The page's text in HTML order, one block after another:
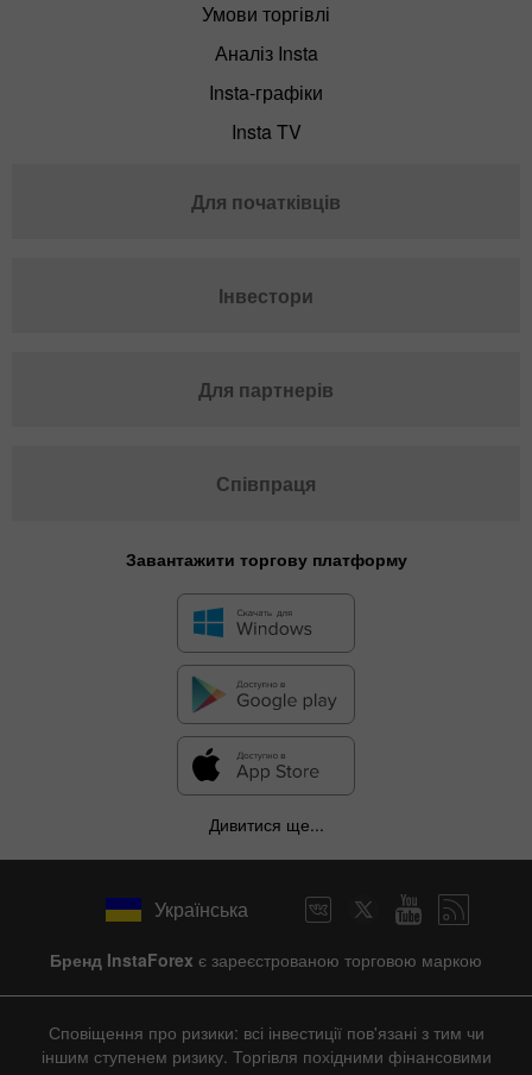
Умови торгівлі
Аналіз Insta
Insta-графіки
Insta TV
Для початківців
Інвестори
Для партнерів
Співпраця
Завантажити торгову платформу
Дивитися ще...
Українська
Бренд InstaForex є зареєстрованою торговою маркою
Сповіщення про ризики: всі інвестиції пов'язані з тим чи
іншим ступенем ризику. Торгівля похідними фінансовими